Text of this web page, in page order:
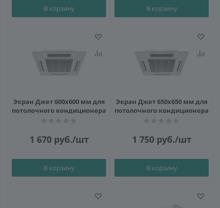
В корзину В корзину
Экран Джет 600х600 мм для
потолочного кондиционера
1 670руб./шт
В корзину
Экран Джет 650х650 мм для
потолочного кондиционера
1 750руб./шт
В корзину